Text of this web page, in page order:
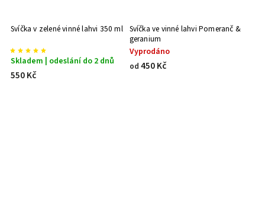
Svíčka v zelené vinné lahvi 350 ml
Skladem | odeslání do 2 dnů
550 Kč
Svíčka ve vinné lahvi Pomeranč &
geranium
Vyprodáno
od 450 Kč